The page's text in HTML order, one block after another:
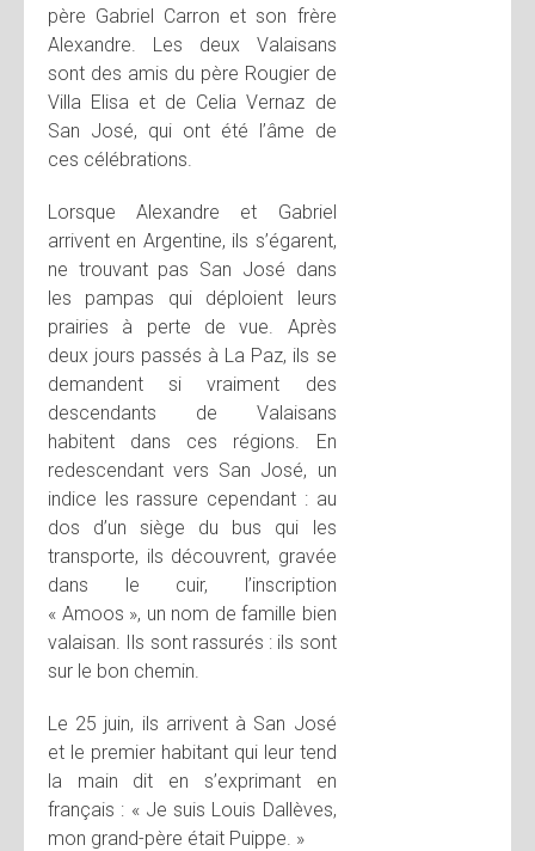
père Gabriel Carron et son frère
Alexandre. Les deux Valaisans
sont des amis du père Rougier de
Villa Elisa et de Celia Vernaz de
San José, qui ont été l’âme de
ces célébrations.
Lorsque Alexandre et Gabriel
arrivent en Argentine, ils s’égarent,
ne trouvant pas San José dans
les pampas qui déploient leurs
prairies à perte de vue. Après
deux jours passés à La Paz, ils se
demandent si vraiment des
descendants de Valaisans
habitent dans ces régions. En
redescendant vers San José, un
indice les rassure cependant : au
dos d’un siège du bus qui les
transporte, ils découvrent, gravée
dans le cuir, l’inscription
« Amoos », un nom de famille bien
valaisan. Ils sont rassurés : ils sont
sur le bon chemin.
Le 25 juin, ils arrivent à San José
et le premier habitant qui leur tend
la main dit en s’exprimant en
français : « Je suis Louis Dallèves,
mon grand-père était Puippe. »